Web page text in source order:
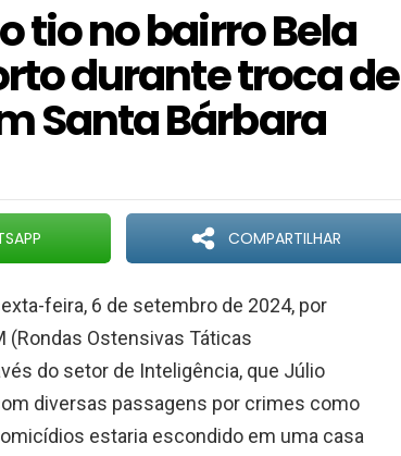
tio no bairro Bela
durante troca de
Santa Bárbara
COMPARTILHAR
feira, 6 de setembro de 2024, por
(Rondas Ostensivas Táticas
do setor de Inteligência, que Júlio
diversas passagens por crimes como
estaria escondido em uma casa